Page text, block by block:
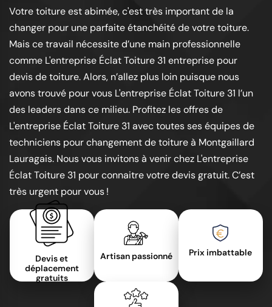
Votre toiture est abimée, c'est très important de la
changer pour une parfaite étanchéité de votre toiture.
Mais ce travail nécessite d’une main professionnelle
comme L'entreprise Éclat Toiture 31 entreprise pour
devis de toiture. Alors, n’allez plus loin puisque nous
avons trouvé pour vous L'entreprise Éclat Toiture 31 l’un
des leaders dans ce milieu. Profitez les offres de
L'entreprise Éclat Toiture 31 avec toutes ses équipes de
techniciens pour changement de toiture à Montgaillard
Lauragais. Nous vous invitons à venir chez L'entreprise
Éclat Toiture 31 pour connaitre votre devis gratuit. C’est
très urgent pour vous !
Devis et
déplacement
gratuits
Artisan passionné Prix imbattable